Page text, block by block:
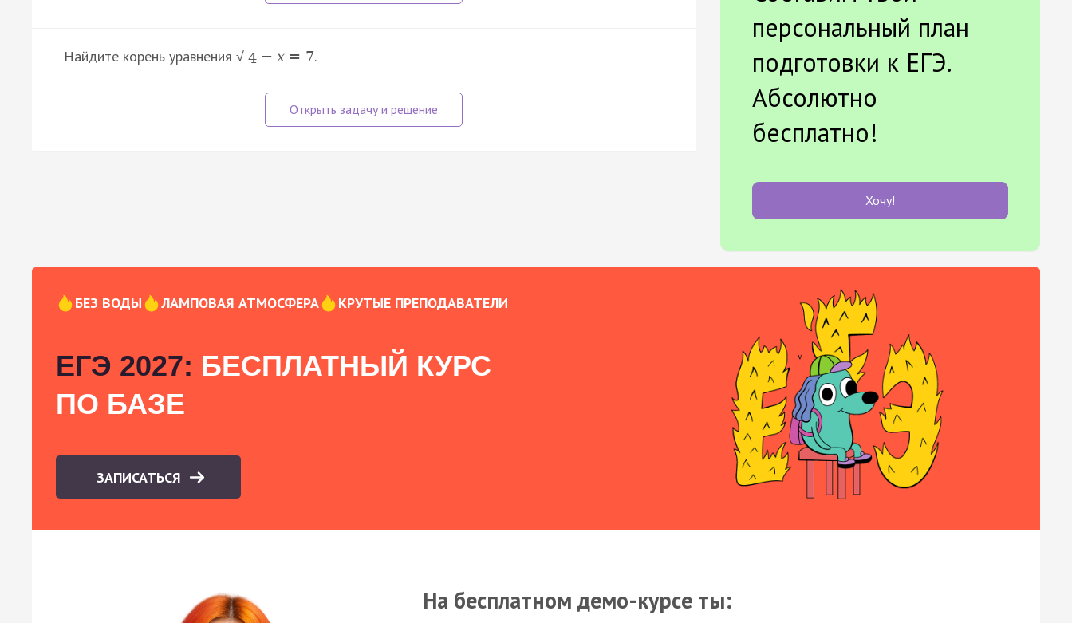
Найдите корень уравнения √ 4 − x = 7.
персональный план
подготовки к ЕГЭ.
Абсолютно
бесплатно!
Хочу!
БЕЗ ВОДЫ ЛАМПОВАЯ АТМОСФЕРА КРУТЫЕ ПРЕПОДАВАТЕЛИ
ЕГЭ 2027: БЕСПЛАТНЫЙ КУРС
ПО БАЗЕ
ЗАПИСАТЬСЯ
На бесплатном демо-курсе ты: